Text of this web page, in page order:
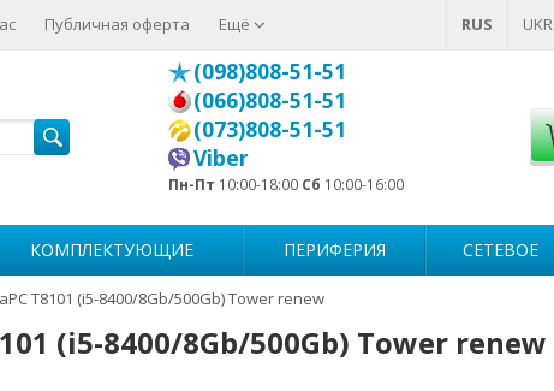
RUS UKR
Публичная оферта Ещё
(098)808-51-51
(066)808-51-51
(073)808-51-51
Viber
Пн-Пт 10:00-18:00 Сб 10:00-16:00
КОМПЛЕКТУЮЩИЕ ПЕРИФЕРИЯ СЕТЕВОЕ
T8101 (i5-8400/8Gb/500Gb) Tower renew
(i5-8400/8Gb/500Gb) Tower renew